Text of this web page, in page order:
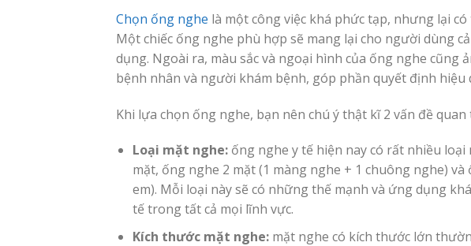
Chọn ống nghe là một công việc khá phức tạp, nhưng lại
Một chiếc ống nghe phù hợp sẽ mang lại cho người dùng
dụng. Ngoài ra, màu sắc và ngoại hình của ống nghe
bệnh nhân và người khám bệnh, góp phần quyết định hiệu
Khi lựa chọn ống nghe, bạn nên chú ý thật kĩ 2 vấn đề quan
Loại mặt nghe:ống nghe y tế hiện nay có rất nhiều
mặt, ống nghe 2 mặt (1 màng nghe + 1 chuông nghe)
em). Mỗi loại này sẽ có những thế mạnh và ứng dụng
tế trong tất cả mọi lĩnh vực.
Kích thước mặt nghe:mặt nghe có kích thước lớn